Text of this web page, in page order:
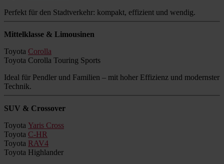
Perfekt für den Stadtverkehr: kompakt, effizient und wendig.
Mittelklasse & Limousinen
Toyota Corolla
Toyota Corolla Touring Sports
Ideal für Pendler und Familien – mit hoher Effizienz und modernster
Technik.
SUV & Crossover
Toyota Yaris Cross
Toyota C-HR
Toyota RAV4
Toyota Highlander